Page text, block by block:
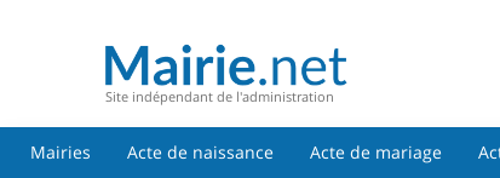
Site indépendant de l'administration
Mairies Acte de naissance Acte de mariage